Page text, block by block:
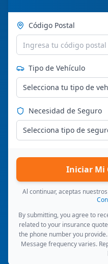
Código Postal
Tipo de Vehículo
Selecciona tu tipo de
Necesidad de Seguro
Selecciona tipo de
Iniciar Mi
Al continuar, aceptas nuestros
By submitting, you agree to
related to your insurance
the phone number you
Message frequency varies.